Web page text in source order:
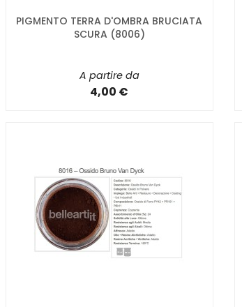
PIGMENTO TERRA D'OMBRA BRUCIATA
SCURA (8006)
A partire da
4,00 €